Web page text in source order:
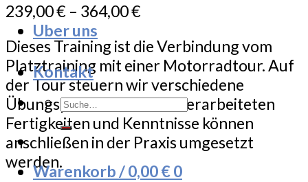
Uber uns
Kontakt
Suche
nach:
Warenkorb /0,00€0
239,00€ – 364,00€
Dieses Training ist die Verbindung vom
Platztraining mit einer Motorradtour. Auf
der Tour steuern wir verschiedene
Übungsplätze an, die dort erarbeiteten
Fertigkeiten und Kenntnisse können
anschließen in der Praxis umgesetzt
werden.